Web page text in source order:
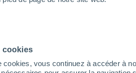
cookies
vous continuez à accéder à